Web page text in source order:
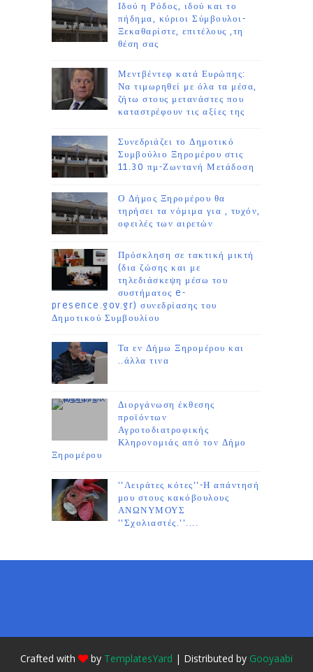
Ιδού η Ρόδος, ιδού και το
πήδημα, κύριοι Σύμβουλοι-
Ξεκαθαρίστε, επιτέλους ,τη
θέση σας
Μεντβέντεφ κατά Ευρώπης:
Να τιμωρηθεί με όλα τα μέσα,
ζήτω στους μετανάστες που
καταστρέφουν τις αξίες της
Συνεδριάζει το Δημοτικό
Συμβούλιο Ξηρομέρου στις
11.30 πμ-Ζωντανή Μετάδοση
Ο Δήμος Ξηρομέρου θα
τηρήσει τα νόμιμα για , τυχόν,
οφειλές των αιρετών
Πρόσκληση σε τακτική μικτή
(δια ζώσης και με
τηλεδιάσκεψη μέσω του
συστήματος e-
presence.gov.gr) συνεδρίασης του
Δημοτικού Συμβουλίου
Τα εν Δήμω Ξηρομέρου και
..άλλα τινα
Διοργάνωση έκθεσης
προϊόντων
Αγροτοδιατροφικής
Κληρονομιάς από τον Δήμο
Ξηρομέρου
''Λειράτες κότες''-Η απάντησή
μου στους κακόβουλους
ΑΝΩΝΥΜΟΥΣ
''Σχολιαστές.''....
Crafted with by TemplatesYard | Distributed by Gooyaabi